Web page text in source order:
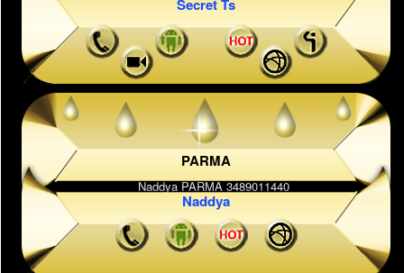
Secret Ts
PARMA
Naddya